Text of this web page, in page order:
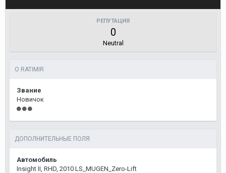
РЕПУТАЦИЯ
0
Neutral
О RATIMIR
Звание
Новичок
ДОПОЛНИТЕЛЬНЫЕ ПОЛЯ
Автомобиль
Insight II, RHD, 2010 LS_MUGEN_Zero-Lift